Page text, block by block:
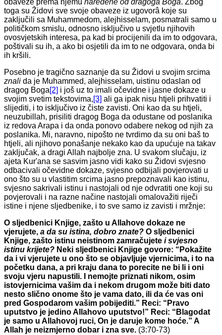
obaveze prema njemu naređene od dragoga Boga. Zbog
toga su Židovi sve svoje obaveze iz ugovorâ koje su
zaključili sa Muhammedom, alejhisselam, posmatrali samo u
političkom smislu, odnosno isključivo u svjetlu njihovih
ovosvjetskih interesa, pa kad bi procijenili da im to odgovara,
poštivali su ih, a ako bi osjetili da im to ne odgovara, onda bi
ih kršili.
Posebno je tragično saznanje da su Židovi u svojim srcima
znali da je Muhammed, alejhisselam, uistinu odaslan od
dragog Boga[2] i još uz to imali očevidne i jasne dokaze u
svojim svetim tekstovima,[3] ali ga ipak nisu htjeli prihvatiti i
slijediti, i to isključivo iz čiste zavisti. Oni kao da su htjeli,
neuzubillah, prisiliti dragog Boga da odustane od poslanika
iz redova Arapa i da onda ponovo odabere nekog od njih za
poslanika. Mi, naravno, nipošto ne tvrdimo da su oni baš to
htjeli, ali njihovo ponašanje nekako kao da upućuje na takav
zaključak, a dragi Allah najbolje zna. U svakom slučaju, iz
ajeta Kur'ana se sasvim jasno vidi kako su Židovi svjesno
odbacivali očevidne dokaze, svjesno odbijali povjerovati u
ono što su u vlastitim srcima jasno prepoznavali kao istinu,
svjesno sakrivali istinu i nastojali od nje odvratiti one koji su
povjerovali i na razne načine nastojali omalovažiti riječi
istine i njene sljedbenike, i to sve samo iz zavisti i mržnje:
O sljedbenici Knjige, zašto u Allahove dokaze ne
vjerujete, a da su istina, dobro znate? O sljedbenici
Knjige, zašto istinu neistinom zamračujete i svjesno
istinu krijete? Neki sljedbenici Knjige govore: “Pokažite
da i vi vjerujete u ono što se objavljuje vjernicima, i to na
početku dana, a pri kraju dana to porecite ne bi li i oni
svoju vjeru napustili. I nemojte priznati nikom, osim
istovjernicima vašim da i nekom drugom može biti dato
nesto slično onome što je vama dato, ili da će vas oni
pred Gospodarom vašim pobijediti.” Reci: “Pravo
uputstvo je jedino Allahovo uputstvo!” Reci: “Blagodat
je samo u Allahovoj ruci, On je daruje kome hoće.” A
Allah je neizmjerno dobar i zna sve. (3:70-73)